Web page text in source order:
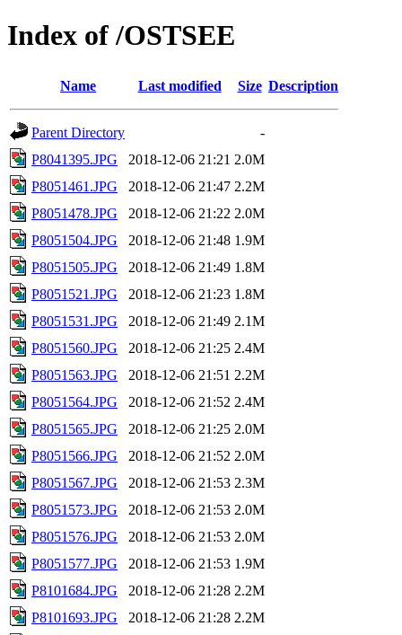
Index of /OSTSEE
Name Last modified Size Description
Parent Directory
-
P8041395.JPG
2018-12-06 21:21 2.0M
P8051461.JPG
2018-12-06 21:47 2.2M
P8051478.JPG
2018-12-06 21:22 2.0M
P8051504.JPG
2018-12-06 21:48 1.9M
P8051505.JPG
2018-12-06 21:49 1.8M
P8051521.JPG
2018-12-06 21:23 1.8M
P8051531.JPG
2018-12-06 21:49 2.1M
P8051560.JPG
2018-12-06 21:25 2.4M
P8051563.JPG
2018-12-06 21:51 2.2M
P8051564.JPG
2018-12-06 21:52 2.4M
P8051565.JPG
2018-12-06 21:25 2.0M
P8051566.JPG
2018-12-06 21:52 2.0M
P8051567.JPG
2018-12-06 21:53 2.3M
P8051573.JPG
2018-12-06 21:53 2.0M
P8051576.JPG
2018-12-06 21:53 2.0M
P8051577.JPG
2018-12-06 21:53 1.9M
P8101684.JPG
2018-12-06 21:28 2.2M
P8101693.JPG
2018-12-06 21:28 2.2M